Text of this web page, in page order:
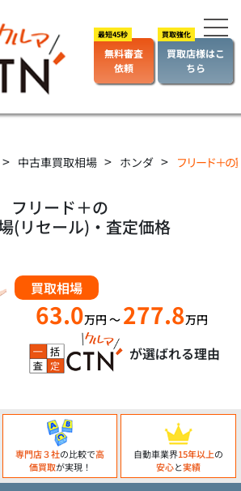
無料審査
依頼
買取店様はこ
ちら
> 中古車買取相場 > ホンダ > フリード＋の
フリード＋の
(リセール)・査定価格
買取相場
63.0万円 ～ 277.8万円
が選ばれる理由
専門店３社の比較で高
価買取が実現！
自動車業界15年以上の
安心と実績